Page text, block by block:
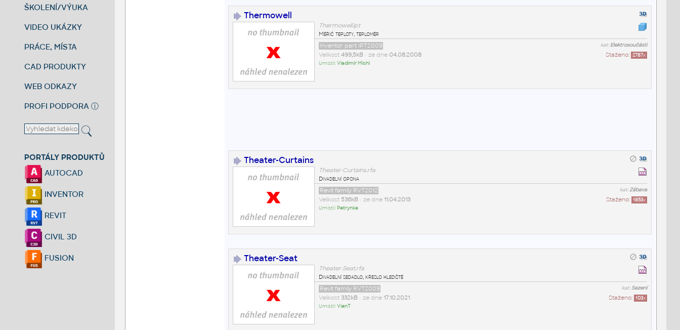
ŠKOLENÍ/VÝUKA
VIDEO UKÁZKY
PRÁCE, MÍSTA
CAD PRODUKTY
WEB ODKAZY
PROFI PODPORA ⓘ
PORTÁLY PRODUKTŮ
AUTOCAD
INVENTOR
REVIT
CIVIL 3D
FUSION
Thermowell
Thermowell.ipt
Měřič teploty, teploměr
kat:Elektrosoučásti
Inventor part IPT2009
Staženo: 2787x
Velikost 499,5kB• ze dne 04.08.2008
Umístil:Vladimír Michl
Theater-Curtains
Theater-Curtains.rfa
Divadelní opona
kat:Zábava
Revit family RVT2012
Staženo: 1853x
Velikost 536kB• ze dne 11.04.2013
Umístil: Petrynka
Theater-Seat
Theater-Seat.rfa
Divadelní sedadlo, křeslo hlediště
kat:Sezení
Revit family RVT2009
Staženo: 103x
Velikost 332kB• ze dne 17.10.2021
Umístil:VienT